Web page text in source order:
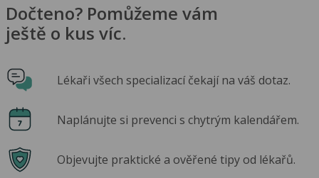
Dočteno? Pomůžeme vám
ještě o kus víc.
Lékaři všech specializací čekají na váš dotaz.
Naplánujte si prevenci s chytrým kalendářem.
Objevujte praktické a ověřené tipy od lékařů.